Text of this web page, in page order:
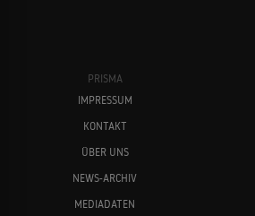
PRISMA
IMPRESSUM
KONTAKT
ÜBER UNS
NEWS-ARCHIV
MEDIADATEN